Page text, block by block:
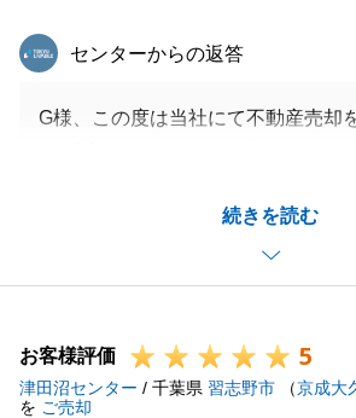
続きを読む
東急リバブル
センターからの返答
G様、この度は当社にて不動産売却
ざいましたが、G様がいつも迅速に
お陰様で、無事にお取引を終えるこ
感謝申し上げます。
ことでも構いませんのでご連絡いた
す。引き続きよろしくお願いいたし
お客様評価 5
津田沼センター / 千葉県 習志野市 （京成大
を ご売却